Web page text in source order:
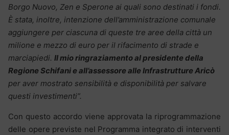
Borgo Nuovo, Zen e Sperone ai quali sono destinati i fondi.
È stata, inoltre, intenzione dell’amministrazione comunale
aggiungere per ciascuna di queste tre aree della città un
milione e mezzo di euro per il rifacimento di strade e
marciapiedi. Il mio ringraziamento al presidente della
Regione Schifani e all’assessore alle Infrastrutture Aricò
per aver mostrato sensibilità e disponibilità per salvare
questi investimenti”.
Con questo accordo viene approvata la riprogrammazione
delle opere previste nel Programma integrato di interventi